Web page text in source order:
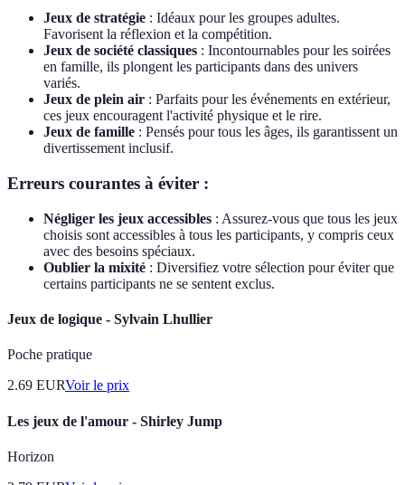
Jeux de stratégie : Idéaux pour les groupes adultes.
Favorisent la réflexion et la compétition.
Jeux de société classiques : Incontournables pour les soirées
en famille, ils plongent les participants dans des univers
variés.
Jeux de plein air : Parfaits pour les événements en extérieur,
ces jeux encouragent l'activité physique et le rire.
Jeux de famille : Pensés pour tous les âges, ils garantissent un
divertissement inclusif.
Erreurs courantes à éviter :
Négliger les jeux accessibles : Assurez-vous que tous les jeux
choisis sont accessibles à tous les participants, y compris ceux
avec des besoins spéciaux.
Oublier la mixité : Diversifiez votre sélection pour éviter que
certains participants ne se sentent exclus.
Jeux de logique - Sylvain Lhullier
Poche pratique
2.69 EURVoir le prix
Les jeux de l'amour - Shirley Jump
Horizon